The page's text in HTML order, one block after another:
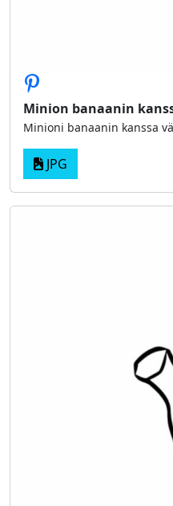
Minion banaanin
Minioni banaanin kanssa
JPG